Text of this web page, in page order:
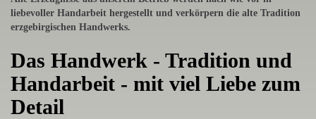
liebevoller Handarbeit hergestellt und verkörpern die alte Tradition
erzgebirgischen Handwerks.
Das Handwerk - Tradition und
Handarbeit - mit viel Liebe zum
Detail